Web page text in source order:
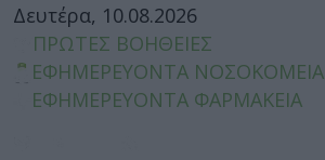
Δευτέρα, 10.08.2026
ΠΡΩΤΕΣ ΒΟΗΘΕΙΕΣ
ΕΦΗΜΕΡΕΥΟΝΤΑ ΝΟΣΟΚΟΜΕΙΑ
ΕΦΗΜΕΡΕΥΟΝΤΑ ΦΑΡΜΑΚΕΙΑ